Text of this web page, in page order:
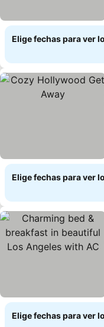
Elige fechas para ver
Elige fechas para ver
Elige fechas para ver